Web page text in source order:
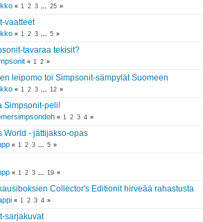
« 1 2 3 25 »
vaatteet
« 1 2 3 5 »
tavaraa tekisit?
« 1 2 »
leipomo toi Simpsonit-sämpylät Suomeen
« 1 2 3 12 »
Simpsonit-peli!
« 1 2 3 4 »
World - jättijakso-opas
« 1 2 3 5 »
« 1 2 3 19 »
Collector's Editionit hirveää rahastusta
« 1 2 3 4 »
sarjakuvat